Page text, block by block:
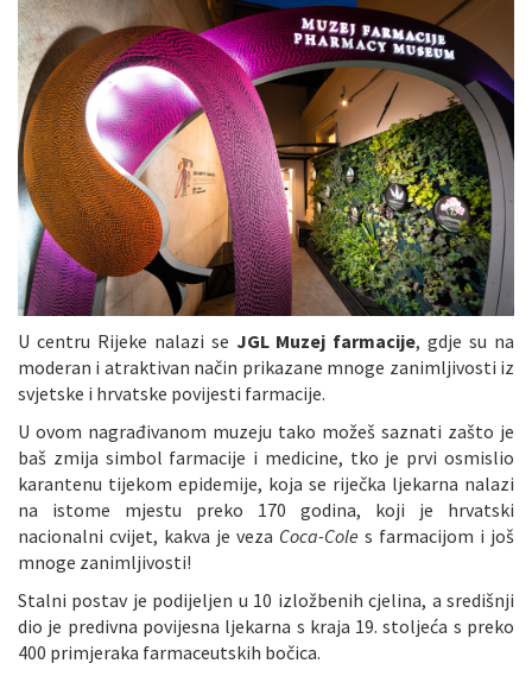
U centru Rijeke nalazi se JGL Muzej farmacije, gdje su na
moderan i atraktivan način prikazane mnoge zanimljivosti iz
svjetske i hrvatske povijesti farmacije.
U ovom nagrađivanom muzeju tako možeš saznati zašto je
baš zmija simbol farmacije i medicine, tko je prvi osmislio
karantenu tijekom epidemije, koja se riječka ljekarna nalazi
na istome mjestu preko 170 godina, koji je hrvatski
nacionalni cvijet, kakva je veza Coca-Cole s farmacijom i još
mnoge zanimljivosti!
Stalni postav je podijeljen u 10 izložbenih cjelina, a središnji
dio je predivna povijesna ljekarna s kraja 19. stoljeća s preko
400 primjeraka farmaceutskih bočica.